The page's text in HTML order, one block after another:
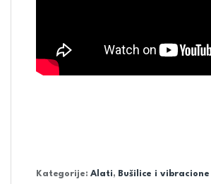
Kategorije:Alati, Bušilice i